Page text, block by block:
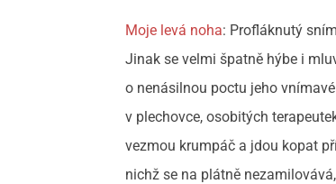
Moje levá noha: Profláknutý
Jinak se velmi špatně hýbe i
o nenásilnou poctu jeho
v plechovce, osobitých
vezmou krumpáč a jdou kopat
nichž se na plátně